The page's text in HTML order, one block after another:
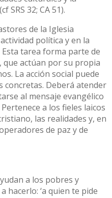
SRS 32; CA 51).
de la Iglesia
política y en la
tarea forma parte de
que actúan por su propia
La acción social puede
concretas. Deberá atender
al mensaje evangélico
a los fieles laicos
las realidades y, en
de paz y de
a los pobres y
hacerlo: ‘a quien te pide